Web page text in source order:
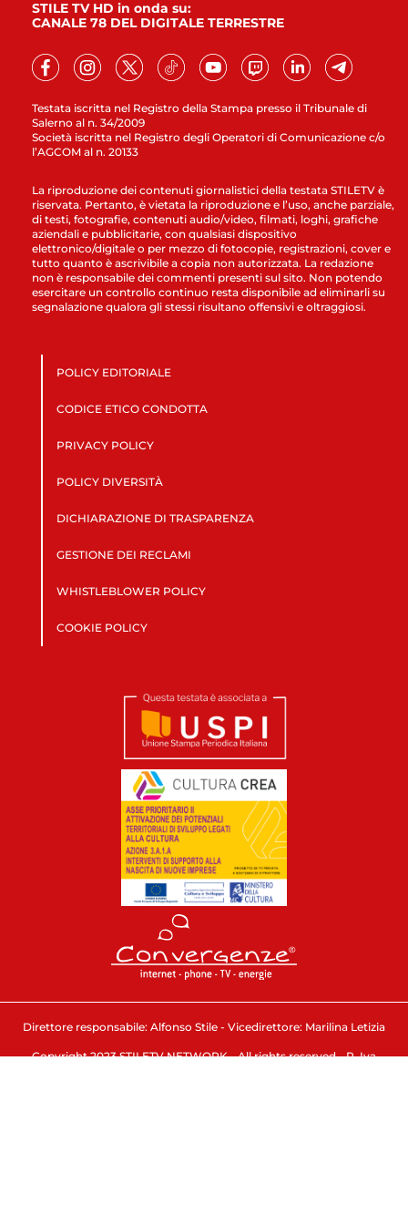
Testata iscritta nel Registro della Stampa presso il Tribunale di
Salerno al n. 34/2009
Società iscritta nel Registro degli Operatori di Comunicazione c/o
l’AGCOM al n. 20133
STILE TV HD in onda su:
CANALE 78 DEL DIGITALE TERRESTRE
La riproduzione dei contenuti giornalistici della testata STILETV è
riservata. Pertanto, è vietata la riproduzione e l’uso, anche parziale,
di testi, fotografie, contenuti audio/video, filmati, loghi, grafiche
aziendali e pubblicitarie, con qualsiasi dispositivo
elettronico/digitale o per mezzo di fotocopie, registrazioni, cover e
tutto quanto è ascrivibile a copia non autorizzata. La redazione
non è responsabile dei commenti presenti sul sito. Non potendo
esercitare un controllo continuo resta disponibile ad eliminarli su
segnalazione qualora gli stessi risultano offensivi e oltraggiosi.
POLICY EDITORIALE
CODICE ETICO CONDOTTA
PRIVACY POLICY
POLICY DIVERSITÀ
DICHIARAZIONE DI TRASPARENZA
GESTIONE DEI RECLAMI
WHISTLEBLOWER POLICY
COOKIE POLICY
Direttore responsabile: Alfonso Stile - Vicedirettore: Marilina Letizia
Copyright 2023 STILETV NETWORK - All rights reserved - P. Iva